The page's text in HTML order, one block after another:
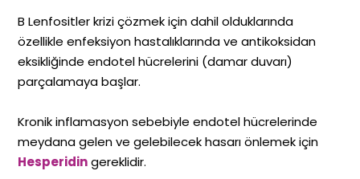
B Lenfositler krizi çözmek için dahil olduklarında
özellikle enfeksiyon hastalıklarında ve antikoksidan
eksikliğinde endotel hücrelerini (damar duvarı)
parçalamaya başlar.
Kronik inflamasyon sebebiyle endotel hücrelerinde
meydana gelen ve gelebilecek hasarı önlemek için
Hesperidingereklidir.